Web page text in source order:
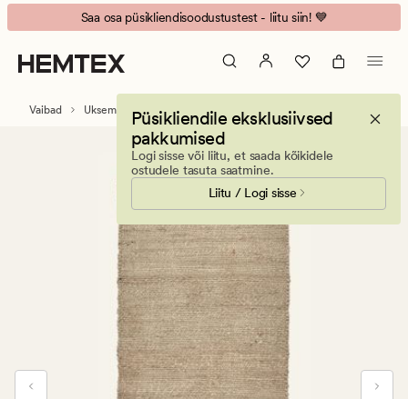
Adisa
Uksematid
naturaalne
toon
banner.
Press
ESCAPE
Saa osa püsikliendisoodustustest - liitu siin! 💙
Püsikliendile eksklusiivsed
pakkumised
Logi sisse või liitu, et saada kõikidele
ostudele tasuta saatmine.
Liitu / Logi sisse
Vaibad Uksematid